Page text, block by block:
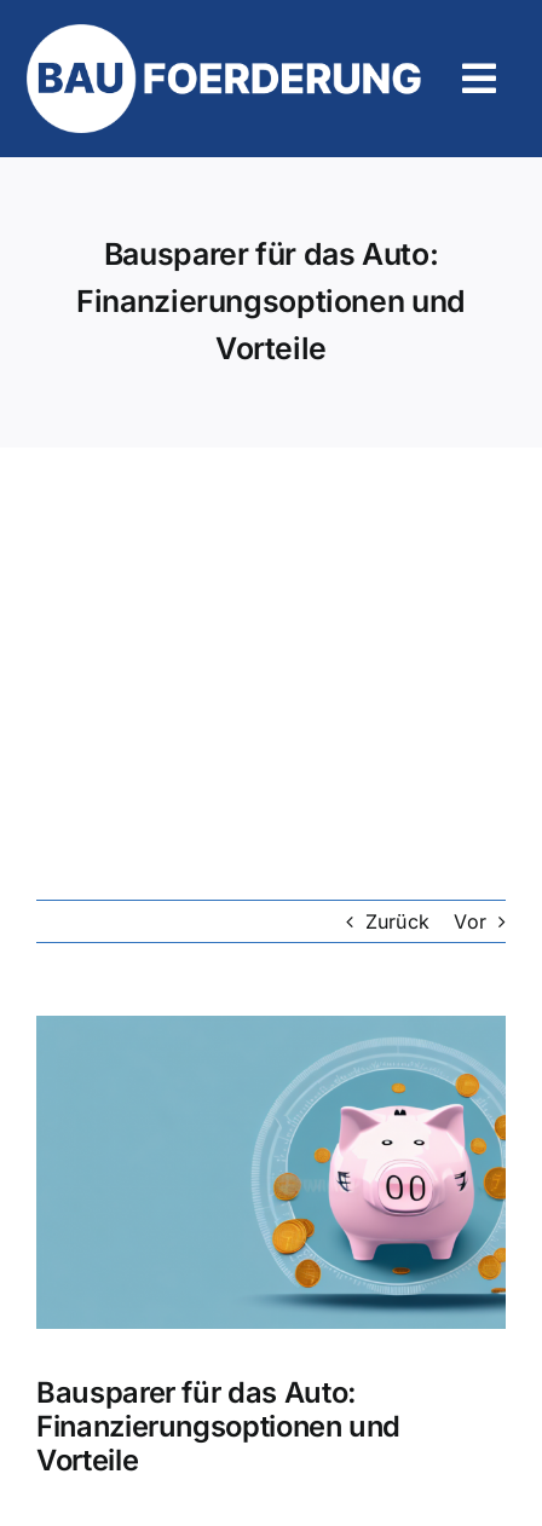
Inhalt
springen
Bausparer für das Auto:
Finanzierungsoptionen und
Vorteile
Zurück Vor
Bausparer für das Auto:
Finanzierungsoptionen und
Vorteile